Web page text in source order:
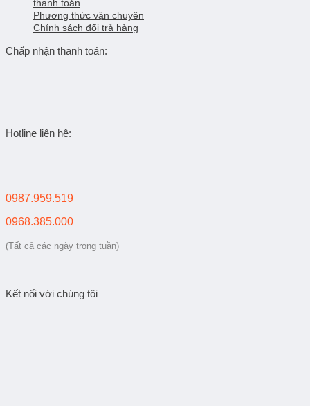
thanh toán
Phương thức vận chuyên
Chính sách đổi trả hàng
Chấp nhận thanh toán:
Hotline liên hệ:
0987.959.519
0968.385.000
(Tất cả các ngày trong tuần)
Kết nối với chúng tôi